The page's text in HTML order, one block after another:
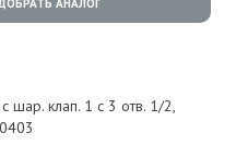
шар. клап. 1 с 3 отв. 1/2,